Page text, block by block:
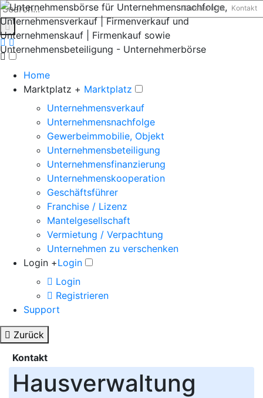
Datenschutz Kontakt
Home
Marktplatz + Marktplatz
Unternehmensverkauf
Unternehmensnachfolge
Gewerbeimmobilie, Objekt
Unternehmensbeteiligung
Unternehmensfinanzierung
Unternehmenskooperation
Geschäftsführer
Franchise / Lizenz
Mantelgesellschaft
Vermietung / Verpachtung
Unternehmen zu verschenken
Login +Login
Login
Registrieren
Support
Zurück
Kontakt
Hausverwaltung